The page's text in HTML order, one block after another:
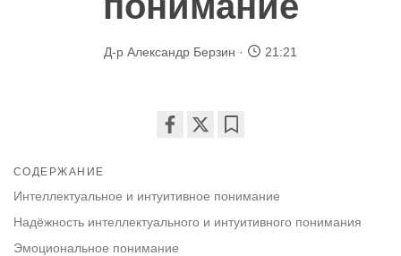
Д-р Александр Берзин 21:21
СОДЕРЖАНИЕ
Интеллектуальное и интуитивное понимание
Надёжность интеллектуального и интуитивного понимания
Эмоциональное понимание